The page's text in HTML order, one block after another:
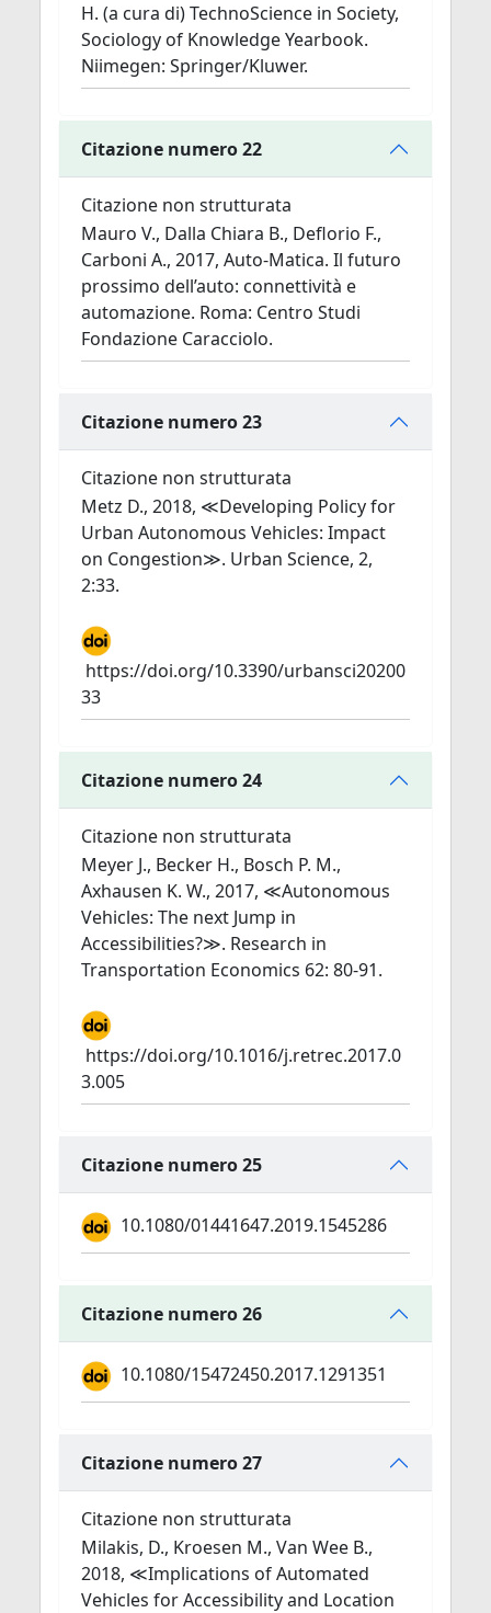
H. (a cura di) TechnoScience in Society,
Sociology of Knowledge Yearbook.
Niimegen: Springer/Kluwer.
Citazione numero 22
Citazione non strutturata
Mauro V., Dalla Chiara B., Deflorio F.,
Carboni A., 2017, Auto-Matica. Il futuro
prossimo dell’auto: connettività e
automazione. Roma: Centro Studi
Fondazione Caracciolo.
Citazione numero 23
Citazione non strutturata
Metz D., 2018, ≪Developing Policy for
Urban Autonomous Vehicles: Impact
on Congestion≫. Urban Science, 2,
2:33.
https://doi.org/10.3390/urbansci20200
33
Citazione numero 24
Citazione non strutturata
Meyer J., Becker H., Bosch P. M.,
Axhausen K. W., 2017, ≪Autonomous
Vehicles: The next Jump in
Accessibilities?≫. Research in
Transportation Economics 62: 80-91.
https://doi.org/10.1016/j.retrec.2017.0
3.005
Citazione numero 25
10.1080/01441647.2019.1545286
Citazione numero 26
10.1080/15472450.2017.1291351
Citazione numero 27
Citazione non strutturata
Milakis, D., Kroesen M., Van Wee B.,
2018, ≪Implications of Automated
Vehicles for Accessibility and Location